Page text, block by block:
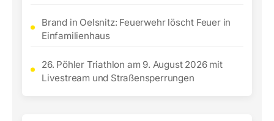
Brand in Oelsnitz: Feuerwehr löscht Feuer in
Einfamilienhaus
26. Pöhler Triathlon am 9. August 2026 mit
Livestream und Straßensperrungen